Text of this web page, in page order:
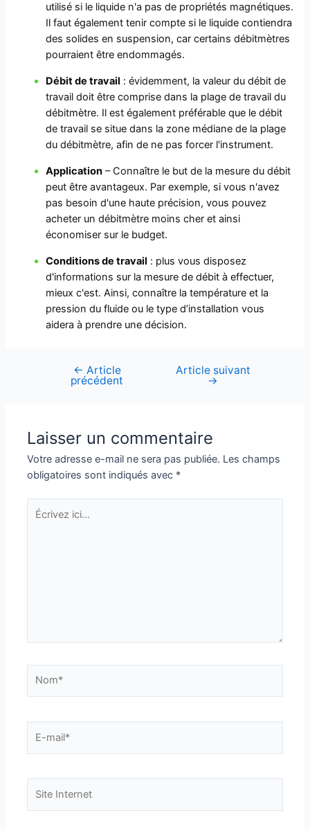
utilisé si le liquide n'a pas de propriétés magnétiques.
Il faut également tenir compte si le liquide contiendra
des solides en suspension, car certains débitmètres
pourraient être endommagés.
Débit de travail : évidemment, la valeur du débit de
travail doit être comprise dans la plage de travail du
débitmètre. Il est également préférable que le débit
de travail se situe dans la zone médiane de la plage
du débitmètre, afin de ne pas forcer l'instrument.
Application – Connaître le but de la mesure du débit
peut être avantageux. Par exemple, si vous n'avez
pas besoin d'une haute précision, vous pouvez
acheter un débitmètre moins cher et ainsi
économiser sur le budget.
Conditions de travail : plus vous disposez
d'informations sur la mesure de débit à effectuer,
mieux c'est. Ainsi, connaître la température et la
pression du fluide ou le type d’installation vous
aidera à prendre une décision.
Navigation
← Article
précédent
Article suivant
→
Laisser un commentaire
Votre adresse e-mail ne sera pas publiée. Les champs
obligatoires sont indiqués avec *
Écrivez
ici…
mail*
Internet